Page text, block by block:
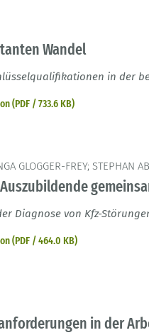
Wandel
in der
(PDF / 733.6 KB)
GLOGGER-FREY; STEPHAN
Diagnose von Kfz-
(PDF / 464.0 KB)
in der